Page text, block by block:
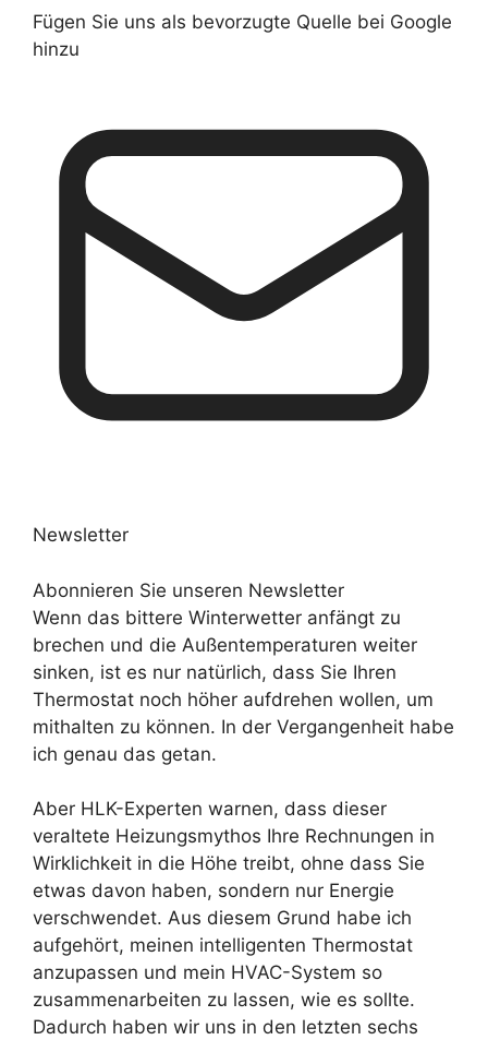
Fügen Sie uns als bevorzugte Quelle bei Google
hinzu
Newsletter
Abonnieren Sie unseren Newsletter
Wenn das bittere Winterwetter anfängt zu
brechen und die Außentemperaturen weiter
sinken, ist es nur natürlich, dass Sie Ihren
Thermostat noch höher aufdrehen wollen, um
mithalten zu können. In der Vergangenheit habe
ich genau das getan.
Aber HLK-Experten warnen, dass dieser
veraltete Heizungsmythos Ihre Rechnungen in
Wirklichkeit in die Höhe treibt, ohne dass Sie
etwas davon haben, sondern nur Energie
verschwendet. Aus diesem Grund habe ich
aufgehört, meinen intelligenten Thermostat
anzupassen und mein HVAC-System so
zusammenarbeiten zu lassen, wie es sollte.
Dadurch haben wir uns in den letzten sechs